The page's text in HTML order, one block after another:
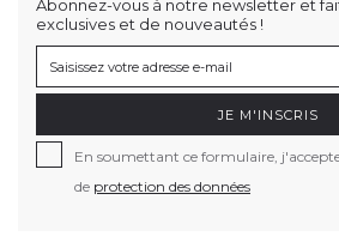
Abonnez-vous à notre newsletter et
exclusives et de nouveautés !
JE M'INSCRIS
En soumettant ce formulaire,
de protection des données